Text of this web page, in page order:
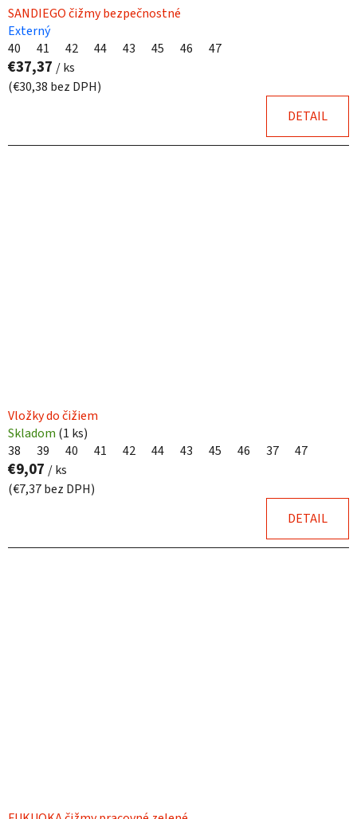
SANDIEGO čižmy bezpečnostné
Externý
40
41 42 44 43 45 46 47
€37,37 / ks
(€30,38 bez DPH)
DETAIL
Vložky do čižiem
Skladom (1 ks)
38
39 40 41 42 44 43 45 46 37 47
€9,07 / ks
(€7,37 bez DPH)
DETAIL